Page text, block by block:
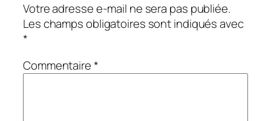
Votre adresse e-mail ne sera pas publiée.
Les champs obligatoires sont indiqués avec
*
Commentaire*